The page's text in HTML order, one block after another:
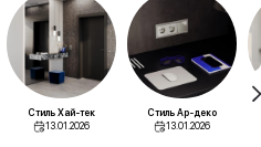
Стиль Хай-тек
13.01.2026
Стиль Ар-деко
13.01.2026